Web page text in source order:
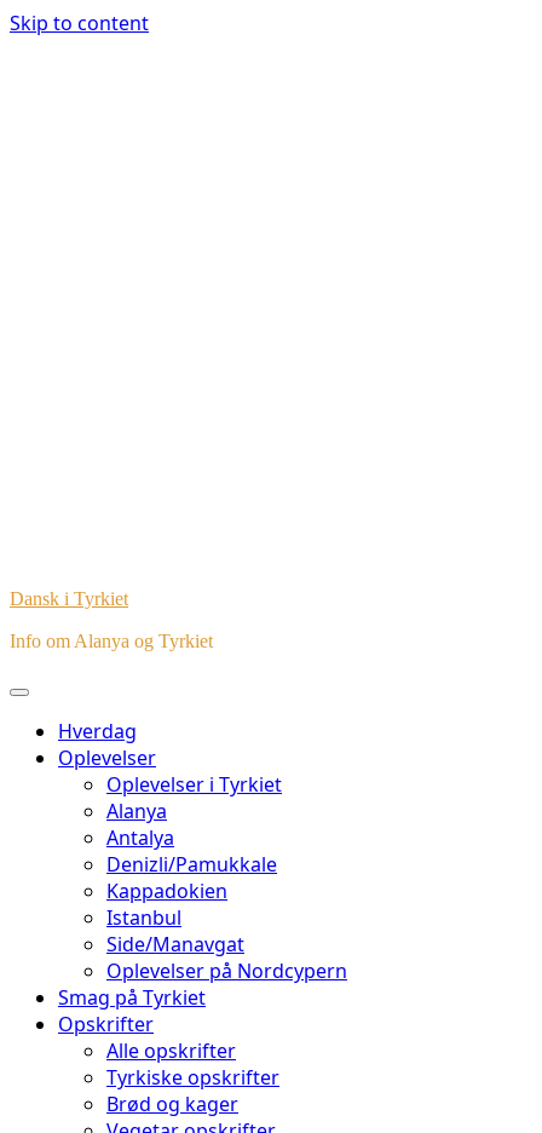
Skip to content
Dansk i Tyrkiet
Info om Alanya og Tyrkiet
Hverdag
Oplevelser
Oplevelser i Tyrkiet
Alanya
Antalya
Denizli/Pamukkale
Kappadokien
Istanbul
Side/Manavgat
Oplevelser på Nordcypern
Smag på Tyrkiet
Opskrifter
Alle opskrifter
Tyrkiske opskrifter
Brød og kager